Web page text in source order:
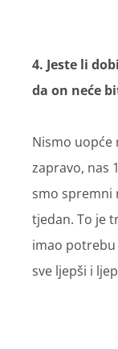
4. Jeste li
da on neće
Nismo uopće
zapravo, nas
smo spremni
tjedan. To je
imao
sve ljepši i